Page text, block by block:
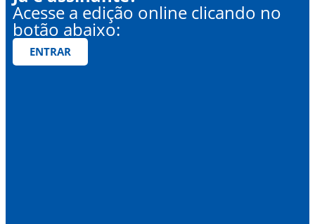
Acesse a edição online clicando no
botão abaixo:
ENTRAR